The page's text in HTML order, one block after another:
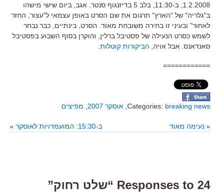
1.2.2008, ב-11:30, בלב 5 בדיזנגוף סנטר. אגב, ביום שישי מישהו
ב"גלריה" של "הארץ" תרגום את שם הסרט באופן עצמאי ל"עצור, החזר
לאחור" ובעיני זו בחירה משובחת מאוד. הסרט, בינתיים, כבר נבחר
לשמש כסרט הנעילה של פסטיבל ברלין, והוקרן בסוף השבוע בפסטיבל
סאנדאנס. אבל אויה, הביקורות קוטלות
============
Categories: breaking news אוסקר 2007 מפיצים
« נעימה מאוד ב-15:30: המועמדויות לאוסקר »
24 Responses to “שלט רחוק”